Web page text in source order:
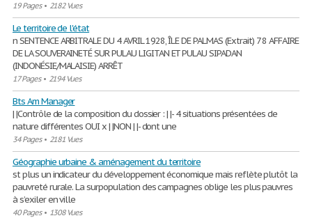
19 Pages• 2182 Vues
Le territoire de l'état
n SENTENCE ARBITRALE DU 4 AVRIL 1928, ÎLE DE PALMAS (Extrait) 7 8 AFFAIRE
DE LA SOUVERAINETÉ SUR PULAU LIGITAN ET PULAU SIPADAN
(INDONÉSIE/MALAISIE) ARRÊT
17 Pages• 2194 Vues
Bts Am Manager
| |Contrôle de la composition du dossier : | |- 4 situations présentées de
nature différentes OUI x | |NON | |- dont une
34 Pages• 2181 Vues
Géographie urbaine & aménagement du territoire
st plus un indicateur du développement économique mais reflète plutôt la
pauvreté rurale. La surpopulation des campagnes oblige les plus pauvres
à s’exiler en ville
40 Pages• 1308 Vues